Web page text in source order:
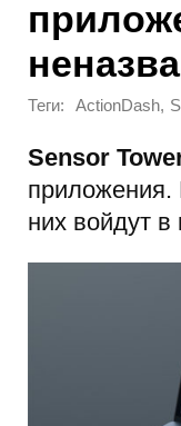
Теги: ActionDash,
Sensor
приложения.
них войдут в